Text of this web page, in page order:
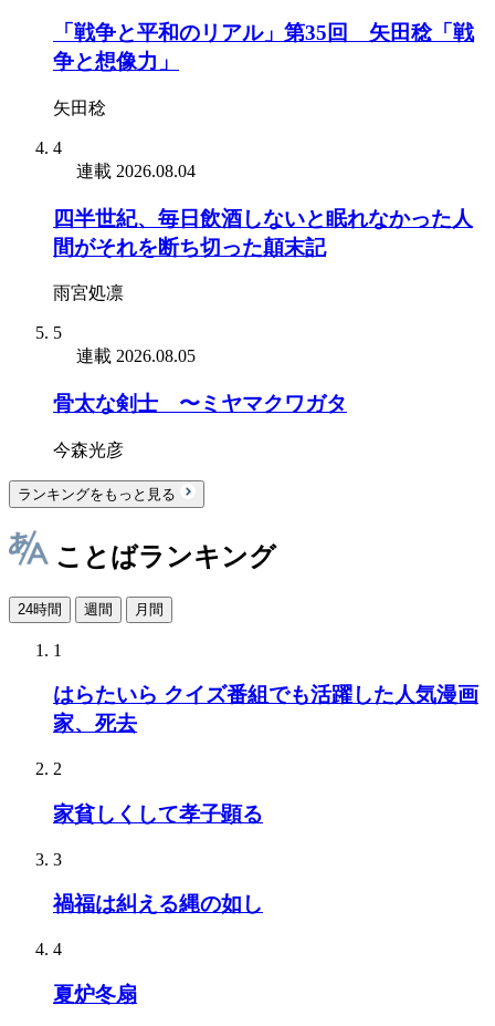
「戦争と平和のリアル」第35回 矢田稔「戦
争と想像力」
矢田稔
4
連載 2026.08.04
四半世紀、毎日飲酒しないと眠れなかった人
間がそれを断ち切った顛末記
雨宮処凛
5
連載 2026.08.05
骨太な剣士 〜ミヤマクワガタ
今森光彦
ランキングをもっと見る
ことばランキング
24時間 週間 月間
1
はらたいら クイズ番組でも活躍した人気漫画
家、死去
2
家貧しくして孝子顕る
3
禍福は糾える縄の如し
4
夏炉冬扇